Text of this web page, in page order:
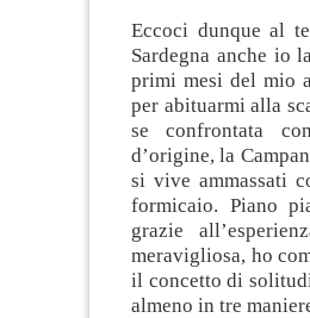
Eccoci dunque al
Sardegna anche io
primi mesi del mio
per abituarmi alla
se confrontata
d’origine, la
si vive ammassati
formicaio. Piano
grazie
meravigliosa, ho
il concetto di
almeno in tre